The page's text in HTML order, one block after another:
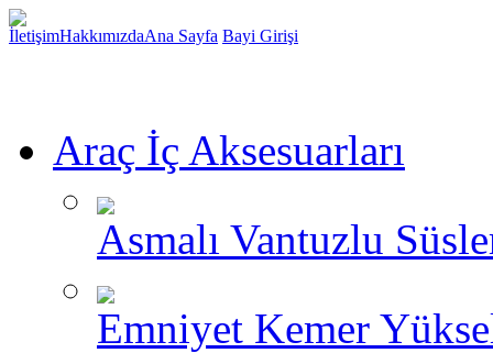
İletişimHakkımızdaAna Sayfa Bayi Girişi
Araç İç Aksesuarları
Asmalı Vantuzlu
Emniyet Kemer